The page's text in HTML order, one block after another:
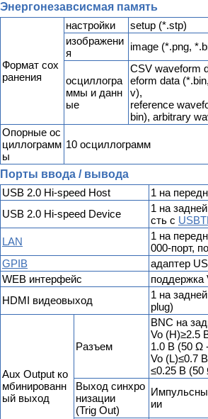
Энергонезавсисмая память
Формат сох
ранения
настройки
setup (*.stp)
изображени
я
image (*.png,
осциллогра
ммы и данн
ые
CSV waveform
eform data
v),
reference
bin), arbitrary
Опорные ос
циллограмм
ы
10 осциллограмм
Порты ввода / вывода
USB 2.0 Hi-speed Host
1 на
USB 2.0 Hi-speed Device
1 на
сть с
LAN
1 на
000-порт,
GPIB
адаптер
WEB интерфейс
поддержка
HDMI видеовыход
1 на
plug)
Aux Output ко
мбинированн
ый выход
Разъем
BNC на
Vo (H)≥2.5
1.0 В (50 Ω
Vo (L)≤0.7
≤0.25 В (50
Выход синхро
низации
(Trig Out)
ии